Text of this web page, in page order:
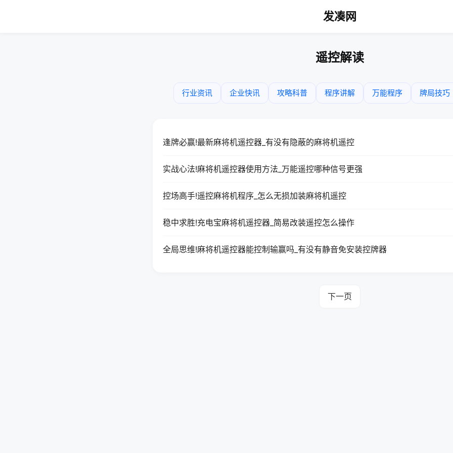
发凑网
遥控解读
行业资讯 企业快讯 攻略科普 程序讲解 万能程序 牌局技巧
逢牌必赢!最新麻将机遥控器_有没有隐蔽的麻将机遥控
实战心法!麻将机遥控器使用方法_万能遥控哪种信号更强
控场高手!遥控麻将机程序_怎么无损加装麻将机遥控
稳中求胜!充电宝麻将机遥控器_简易改装遥控怎么操作
全局思维!麻将机遥控器能控制输赢吗_有没有静音免安装控牌器
下一页